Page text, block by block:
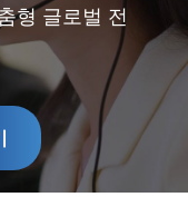
형 글로벌 전